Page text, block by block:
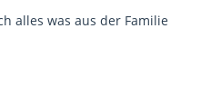
alles was aus der Familie